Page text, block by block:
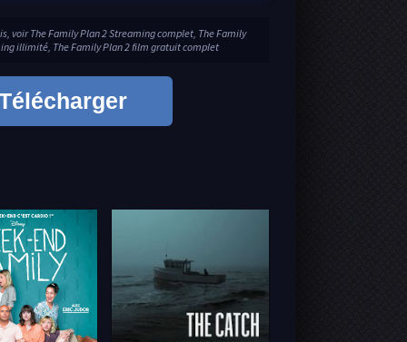
voir The Family Plan 2 Streaming complet, The Family
illimité, The Family Plan 2 film gratuit complet